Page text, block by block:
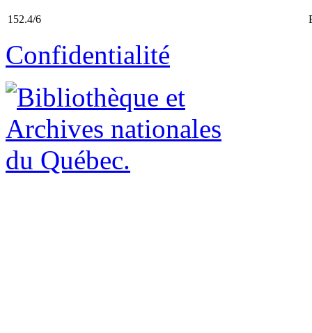
152.4/6
Confidentialité